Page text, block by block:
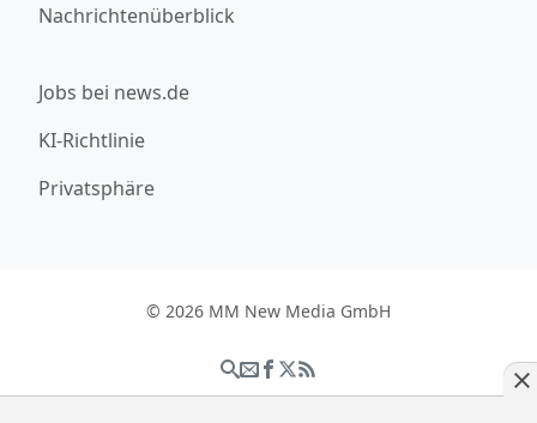
Nachrichtenüberblick
Jobs bei news.de
KI-Richtlinie
Privatsphäre
© 2026 MM New Media GmbH